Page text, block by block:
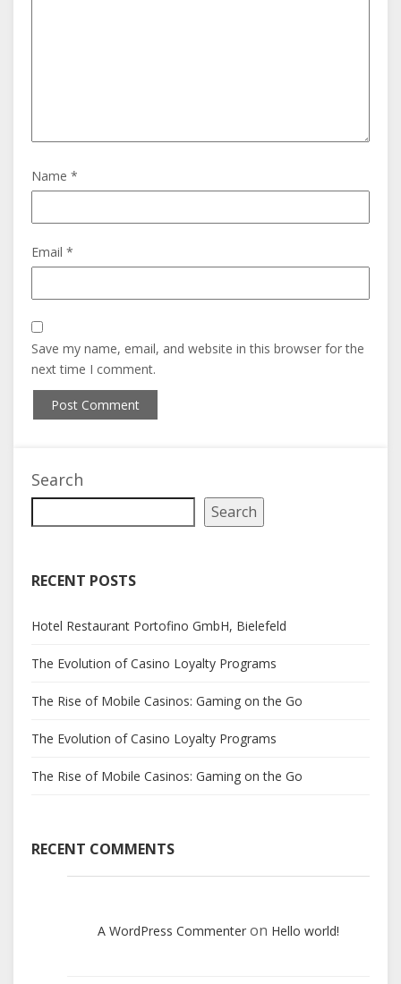
Name *
Email *
Save my name, email, and website in this browser for the
next time I comment.
Search
Search
RECENT POSTS
Hotel Restaurant Portofino GmbH, Bielefeld
The Evolution of Casino Loyalty Programs
The Rise of Mobile Casinos: Gaming on the Go
The Evolution of Casino Loyalty Programs
The Rise of Mobile Casinos: Gaming on the Go
RECENT COMMENTS
A WordPress Commenter on Hello world!